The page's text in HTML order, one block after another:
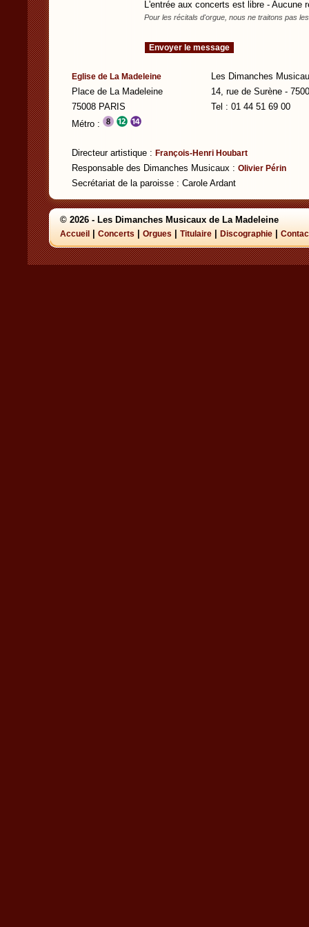
L'entrée aux concerts est libre - Aucune
Pour les récitals d'orgue, nous ne traitons pas
Eglise de La Madeleine
Les Dimanches
Place de La Madeleine
14, rue de Surène -
75008 PARIS
Tel : 01 44 51 69 00
Métro :
Directeur artistique : François-Henri Houbart
Responsable des Dimanches Musicaux : Olivier Périn
Secrétariat de la paroisse : Carole Ardant
© 2026 - Les Dimanches Musicaux de La Madeleine
Accueil Concerts Orgues Titulaire Discographie